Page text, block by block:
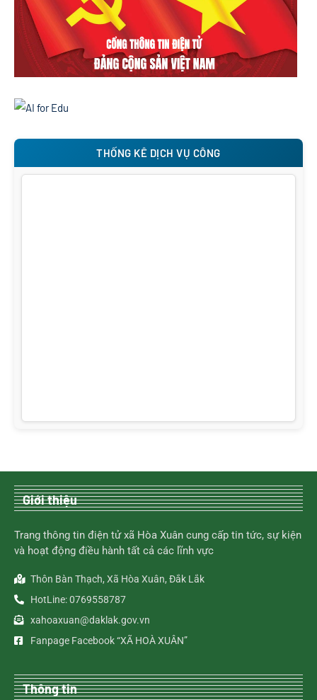
THỐNG KÊ DỊCH VỤ CÔNG
Giới thiệu
Trang thông tin điện tử xã Hòa Xuân cung cấp tin tức, sự kiện
và hoạt động điều hành tất cả các lĩnh vực
Thôn Bàn Thạch, Xã Hòa Xuân, Đắk Lắk
HotLine: 0769558787
xahoaxuan@daklak.gov.vn
Fanpage Facebook “XÃ HOÀ XUÂN”
Thông tin